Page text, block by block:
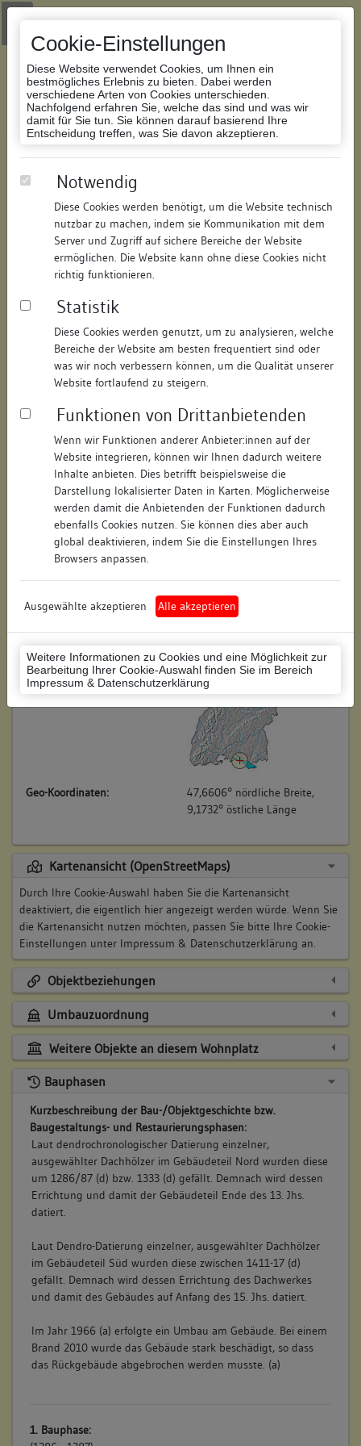
Cookie-Einstellungen
Diese Website verwendet Cookies, um Ihnen ein
bestmögliches Erlebnis zu bieten. Dabei werden
verschiedene Arten von Cookies unterschieden.
Nachfolgend erfahren Sie, welche das sind und was wir
damit für Sie tun. Sie können darauf basierend Ihre
Entscheidung treffen, was Sie davon akzeptieren.
Notwendig
Diese Cookies werden benötigt, um die Website technisch
nutzbar zu machen, indem sie Kommunikation mit dem
Server und Zugriff auf sichere Bereiche der Website
ermöglichen. Die Website kann ohne diese Cookies nicht
richtig funktionieren.
Statistik
Diese Cookies werden genutzt, um zu analysieren, welche
Bereiche der Website am besten frequentiert sind oder
was wir noch verbessern können, um die Qualität unserer
Website fortlaufend zu steigern.
Funktionen von Drittanbietenden
Wenn wir Funktionen anderer Anbieter:innen auf der
Website integrieren, können wir Ihnen dadurch weitere
Inhalte anbieten. Dies betrifft beispielsweise die
Darstellung lokalisierter Daten in Karten. Möglicherweise
werden damit die Anbietenden der Funktionen dadurch
ebenfalls Cookies nutzen. Sie können dies aber auch
global deaktivieren, indem Sie die Einstellungen Ihres
Browsers anpassen.
Ausgewählte akzeptieren Alle akzeptieren
Weitere Informationen zu Cookies und eine Möglichkeit zur
Bearbeitung Ihrer Cookie-Auswahl finden Sie im Bereich
Impressum & Datenschutzerklärung
Zur Navigation springen
Zum Inhalt der Website springen
Datenbank Bauforschung/Restaurierung
213486623317/Datum:22.07.2013
Datenbestand:
Bauforschung und Restaurierung
Als PDF herunterladen:
Objektdaten
Straße: Hussenstraße
Hausnummer: 3
Postleitzahl: 78462
Stadt-Teilort: Konstanz
Regierungsbezirk: Freiburg
Konstanz (Landkreis)
Wohnplatzschlüssel: 8335043012
Flurstücknummer: keine
Historischer Straßenname: keiner
Lage des Wohnplatzes:
Geo-Koordinaten:
47,6606° nördliche Breite,
9,1732° östliche Länge
Kartenansicht (OpenStreetMaps)
Durch Ihre Cookie-Auswahl haben Sie die Kartenansicht
deaktiviert, die eigentlich hier angezeigt werden würde. Wenn Sie
die Kartenansicht nutzen möchten, passen Sie bitte Ihre Cookie-
Einstellungen unter Impressum & Datenschutzerklärung an.
Objektbeziehungen
Umbauzuordnung
Weitere Objekte an diesem Wohnplatz
Bauphasen
Kurzbeschreibung der Bau-/Objektgeschichte bzw.
Baugestaltungs- und Restaurierungsphasen:
Laut dendrochronologischer Datierung einzelner,
ausgewählter Dachhölzer im Gebäudeteil Nord wurden diese
um 1286/87 (d) bzw. 1333 (d) gefällt. Demnach wird dessen
Errichtung und damit der Gebäudeteil Ende des 13. Jhs.
datiert.
Laut Dendro-Datierung einzelner, ausgewählter Dachhölzer
im Gebäudeteil Süd wurden diese zwischen 1411-17 (d)
gefällt. Demnach wird dessen Errichtung des Dachwerkes
und damit des Gebäudes auf Anfang des 15. Jhs. datiert.
Im Jahr 1966 (a) erfolgte ein Umbau am Gebäude. Bei einem
Brand 2010 wurde das Gebäude stark beschädigt, so dass
das Rückgebäude abgebrochen werden musste. (a)
1. Bauphase: